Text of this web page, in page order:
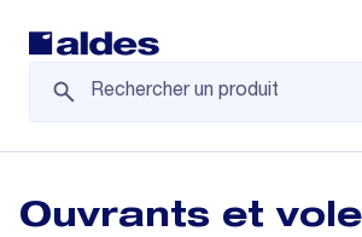
Ouvrants et